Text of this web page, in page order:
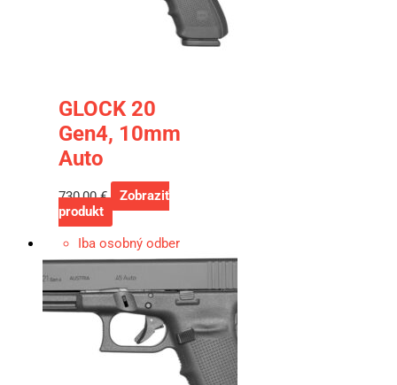
GLOCK 20
Gen4, 10mm
Auto
730,00€
Zobraziť
produkt
Iba osobný odber